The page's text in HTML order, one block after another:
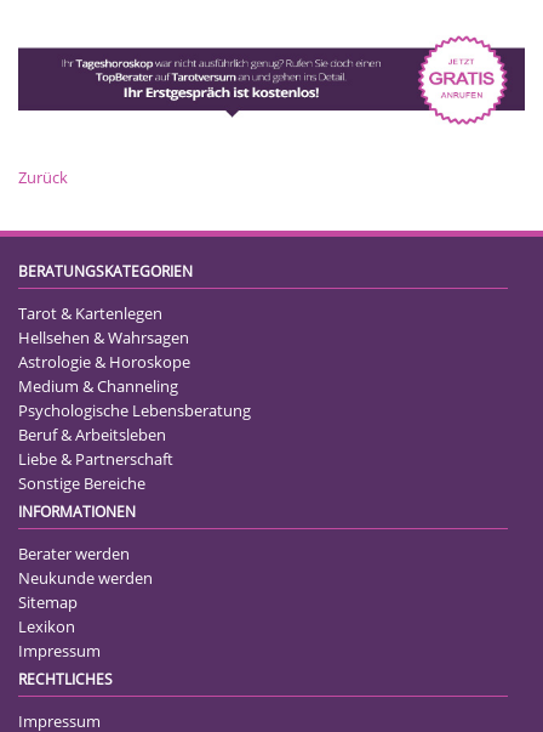
Zurück
BERATUNGSKATEGORIEN
Tarot & Kartenlegen
Hellsehen & Wahrsagen
Astrologie & Horoskope
Medium & Channeling
Psychologische Lebensberatung
Beruf & Arbeitsleben
Liebe & Partnerschaft
Sonstige Bereiche
INFORMATIONEN
Berater werden
Neukunde werden
Sitemap
Lexikon
Impressum
RECHTLICHES
Impressum